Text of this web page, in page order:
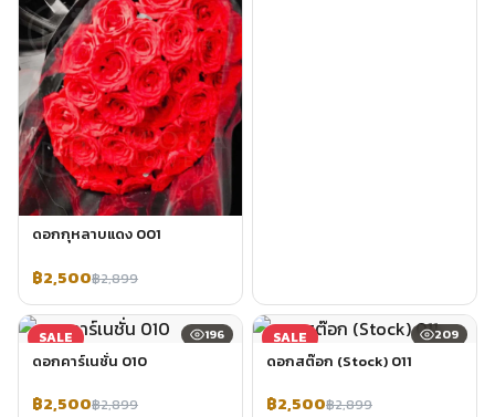
ดอกกุหลาบแดง 001
฿2,500฿2,899
SALE 196
ดอกคาร์เนชั่น 010
฿2,500฿2,899
SALE 209
ดอกสต๊อก (Stock) 011
฿2,500฿2,899